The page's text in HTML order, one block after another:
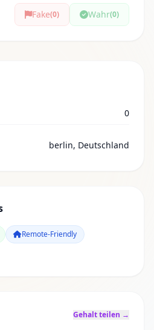
Fake(0) Wahr(0)
0
berlin, Deutschland
Remote-Friendly
Gehalt teilen →